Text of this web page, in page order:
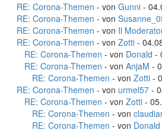
RE: Corona-Themen - von Gunni -
RE: Corona-Themen - von
RE: Corona-Themen - von Il
RE: Corona-Themen - von Zotti -
RE: Corona-Themen - von Donald -
RE: Corona-Themen - von AnjaM -
RE: Corona-Themen - von Zotti -
RE: Corona-Themen - von urmel57 -
RE: Corona-Themen - von Zotti -
RE: Corona-Themen - von
RE: Corona-Themen - von Donald